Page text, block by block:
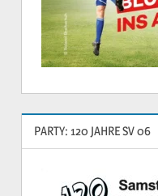
PARTY: 120 JAHRE SV 06